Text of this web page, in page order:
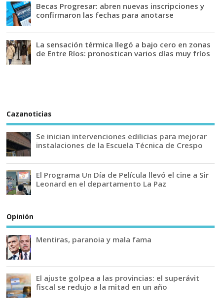
Becas Progresar: abren nuevas inscripciones y
confirmaron las fechas para anotarse
La sensación térmica llegó a bajo cero en zonas
de Entre Ríos: pronostican varios días muy fríos
Cazanoticias
Se inician intervenciones edilicias para mejorar
instalaciones de la Escuela Técnica de Crespo
El Programa Un Día de Película llevó el cine a Sir
Leonard en el departamento La Paz
Opinión
Mentiras, paranoia y mala fama
El ajuste golpea a las provincias: el superávit
fiscal se redujo a la mitad en un año